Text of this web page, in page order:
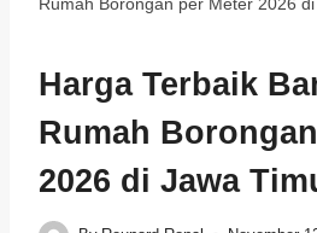
Rumah Borongan per Meter 2026
Harga Terbaik
Rumah
2026 di Jawa